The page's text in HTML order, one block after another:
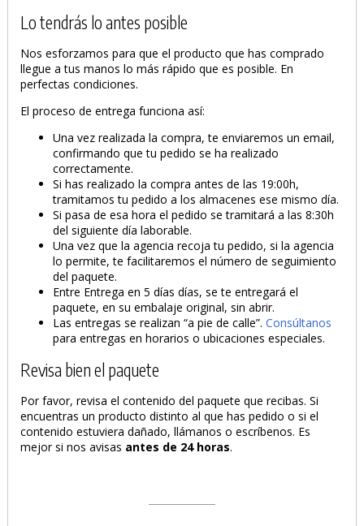
Lo tendrás lo antes posible
Nos esforzamos para que el producto que has comprado
llegue a tus manos lo más rápido que es posible. En
perfectas condiciones.
El proceso de entrega funciona así:
Una vez realizada la compra, te enviaremos un email,
confirmando que tu pedido se ha realizado
correctamente.
Si has realizado la compra antes de las 19:00h,
tramitamos tu pedido a los almacenes ese mismo día.
Si pasa de esa hora el pedido se tramitará a las 8:30h
del siguiente día laborable.
Una vez que la agencia recoja tu pedido, si la agencia
lo permite, te facilitaremos el número de seguimiento
del paquete.
Entre Entrega en 5 días días, se te entregará el
paquete, en su embalaje original, sin abrir.
Las entregas se realizan “a pie de calle”.Consúltanos
para entregas en horarios o ubicaciones especiales.
Revisa bien el paquete
Por favor, revisa el contenido del paquete que recibas. Si
encuentras un producto distinto al que has pedido o si el
contenido estuviera dañado, llámanos o escríbenos. Es
mejor si nos avisas antes de 24 horas.